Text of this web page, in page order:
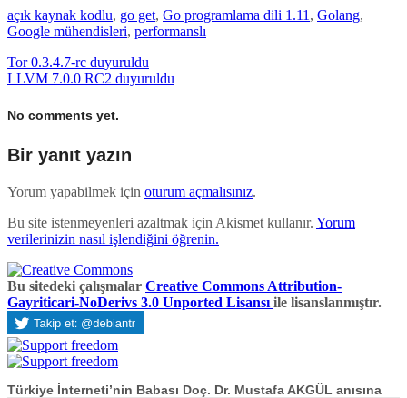
açık kaynak kodlu, go get, Go programlama dili 1.11 , Golang,
Google mühendisleri, performanslı
Tor 0.3.4.7-rc duyuruldu
LLVM 7.0.0 RC2 duyuruldu
No comments yet.
Bir yanıt yazın
Yorum yapabilmek için oturum açmalısınız.
Bu site istenmeyenleri azaltmak için Akismet kullanır. Yorum
verilerinizin nasıl işlendiğini öğrenin.
Bu sitedeki çalışmalar Creative Commons Attribution-
Gayriticari-NoDerivs 3.0 Unported Lisansı ile lisanslanmıştır.
Türkiye İnterneti’nin Babası Doç. Dr. Mustafa AKGÜL anısına